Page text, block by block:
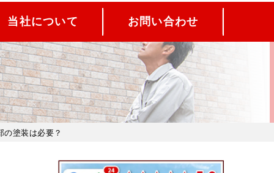
当社について お問い合わせ
塗装は必要？